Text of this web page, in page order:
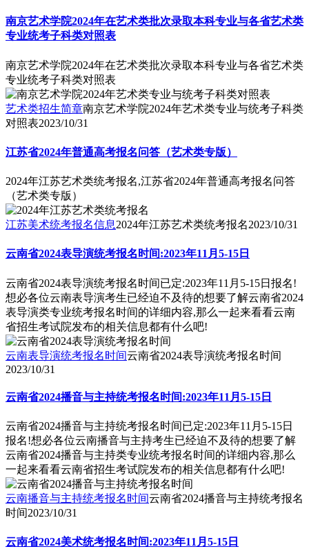
南京艺术学院2024年在艺术类批次录取本科专业与各省艺术类
专业统考子科类对照表
南京艺术学院2024年在艺术类批次录取本科专业与各省艺术类
专业统考子科类对照表
艺术类招生简章南京艺术学院2024年艺术类专业与统考子科类
对照表2023/10/31
江苏省2024年普通高考报名问答（艺术类专版）
2024年江苏艺术类统考报名,江苏省2024年普通高考报名问答
（艺术类专版）
江苏美术统考报名信息2024年江苏艺术类统考报名2023/10/31
云南省2024表导演统考报名时间:2023年11月5-15日
云南省2024表导演统考报名时间已定:2023年11月5-15日报名!
想必各位云南表导演考生已经迫不及待的想要了解云南省2024
表导演类专业统考报名时间的详细内容,那么一起来看看云南
省招生考试院发布的相关信息都有什么吧!
云南表导演统考报名时间云南省2024表导演统考报名时间
2023/10/31
云南省2024播音与主持统考报名时间:2023年11月5-15日
云南省2024播音与主持统考报名时间已定:2023年11月5-15日
报名!想必各位云南播音与主持考生已经迫不及待的想要了解
云南省2024播音与主持类专业统考报名时间的详细内容,那么
一起来看看云南省招生考试院发布的相关信息都有什么吧!
云南播音与主持统考报名时间云南省2024播音与主持统考报名
时间2023/10/31
云南省2024美术统考报名时间:2023年11月5-15日